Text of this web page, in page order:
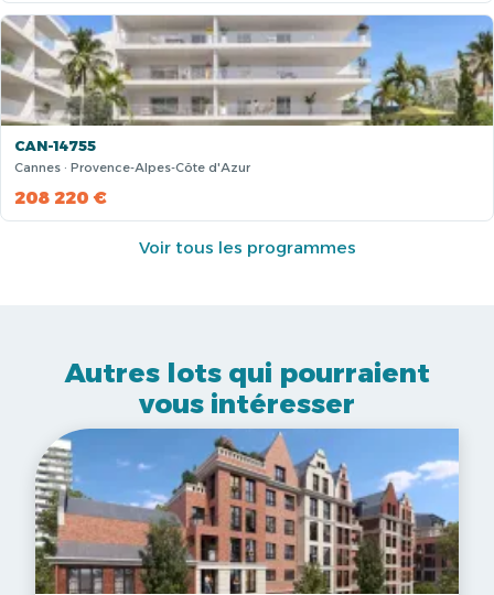
CAN-14755
Cannes · Provence-Alpes-Côte d'Azur
208 220 €
Voir tous les programmes
Autres lots qui pourraient
vous intéresser